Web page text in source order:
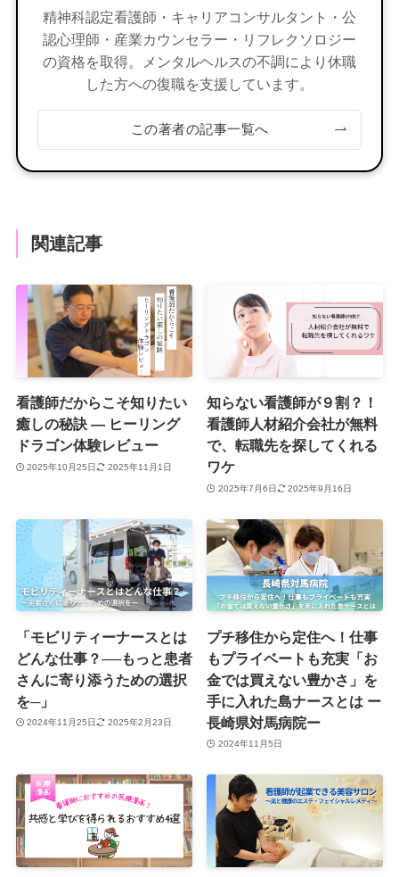
精神科認定看護師・キャリアコンサルタント・公
認心理師・産業カウンセラー・リフレクソロジー
の資格を取得。メンタルヘルスの不調により休職
した方への復職を支援しています。
この著者の記事一覧へ
関連記事
看護師だからこそ知りたい
癒しの秘訣 ― ヒーリング
ドラゴン体験レビュー
2025年10月25日 2025年11月1日
知らない看護師が９割？！
看護師人材紹介会社が無料
で、転職先を探してくれる
ワケ
2025年7月6日 2025年9月16日
「モビリティーナースとは
どんな仕事？──もっと患者
さんに寄り添うための選択
を─」
2024年11月25日 2025年2月23日
プチ移住から定住へ！仕事
もプライベートも充実「お
金では買えない豊かさ」を
手に入れた島ナースとは ー
長崎県対馬病院ー
2024年11月5日